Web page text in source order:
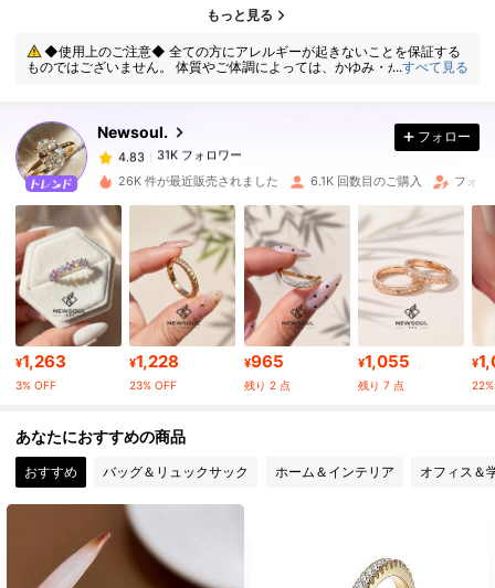
もっと見る
◆使用上のご注意◆ 全ての方にアレルギーが起きないことを保証する
ものではございません。 体質やご体調によっては、かゆみ・かぶれが生じ
...すべて見る
Newsoul.
4.83 31K フォロワー
4.83
31K フォロワー
s***1
は1日前 に購入しました
4.83 31K フォロワー
4.83 31K フォロワー
4.83 31K フォロワー
31K フォロワー
4.83 31K フォロワー
フォロー
26K 件が最近販売されました 6.1K 回数目のご購入 フォロ
¥1,263
3% OFF
¥1,228
23% OFF
¥965
残り 2 点
¥1,055
残り 7 点
¥
あなたにおすすめの商品
おすすめ バッグ＆リュックサック ホーム＆インテリア オフィス＆